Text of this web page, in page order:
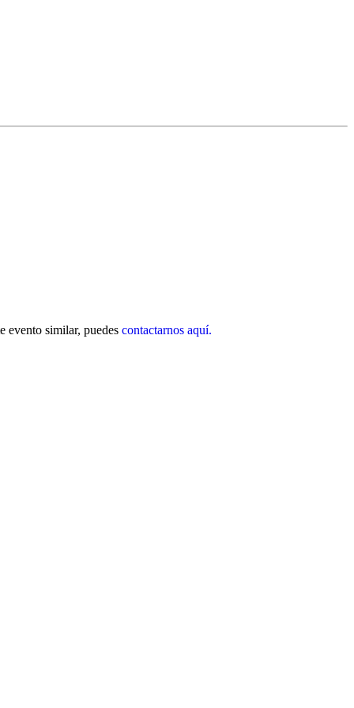
evento similar, puedes contactarnos aquí.